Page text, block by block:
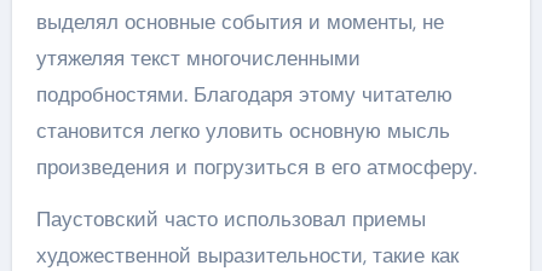
выделял основные события и моменты, не
утяжеляя текст многочисленными
подробностями. Благодаря этому читателю
становится легко уловить основную мысль
произведения и погрузиться в его атмосферу.
Паустовский часто использовал приемы
художественной выразительности, такие как